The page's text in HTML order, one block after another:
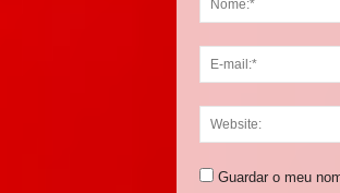
Guardar o meu